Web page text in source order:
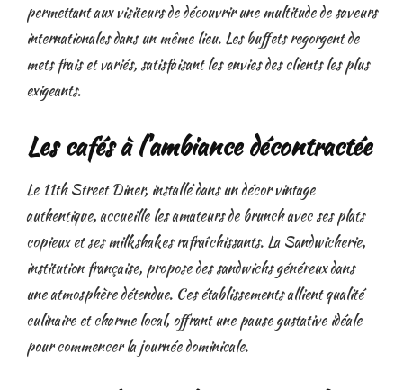
permettant aux visiteurs de découvrir une multitude de saveurs
internationales dans un même lieu. Les buffets regorgent de
mets frais et variés, satisfaisant les envies des clients les plus
exigeants.
Les cafés à l'ambiance décontractée
Le 11th Street Diner, installé dans un décor vintage
authentique, accueille les amateurs de brunch avec ses plats
copieux et ses milkshakes rafraîchissants. La Sandwicherie,
institution française, propose des sandwichs généreux dans
une atmosphère détendue. Ces établissements allient qualité
culinaire et charme local, offrant une pause gustative idéale
pour commencer la journée dominicale.